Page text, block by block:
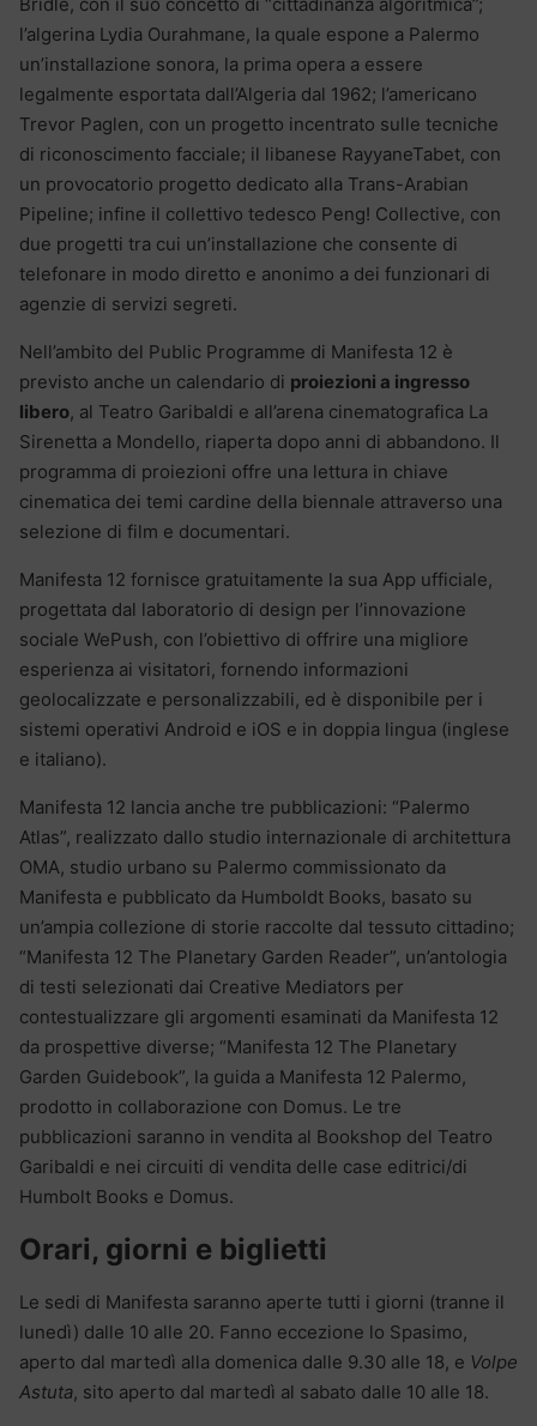
l’algerina Lydia Ourahmane, la quale espone a Palermo
un’installazione sonora, la prima opera a essere
legalmente esportata dall’Algeria dal 1962; l’americano
Trevor Paglen, con un progetto incentrato sulle tecniche
di riconoscimento facciale; il libanese RayyaneTabet, con
un provocatorio progetto dedicato alla Trans-Arabian
Pipeline; infine il collettivo tedesco Peng! Collective, con
due progetti tra cui un’installazione che consente di
telefonare in modo diretto e anonimo a dei funzionari di
agenzie di servizi segreti.
Nell’ambito del Public Programme di Manifesta 12 è
previsto anche un calendario di proiezioni a ingresso
libero, al Teatro Garibaldi e all’arena cinematografica La
Sirenetta a Mondello, riaperta dopo anni di abbandono. Il
programma di proiezioni offre una lettura in chiave
cinematica dei temi cardine della biennale attraverso una
selezione di film e documentari.
Manifesta 12 fornisce gratuitamente la sua App ufficiale,
progettata dal laboratorio di design per l’innovazione
sociale WePush, con l’obiettivo di offrire una migliore
esperienza ai visitatori, fornendo informazioni
geolocalizzate e personalizzabili, ed è disponibile per i
sistemi operativi Android e iOS e in doppia lingua (inglese
e italiano).
Manifesta 12 lancia anche tre pubblicazioni: “Palermo
Atlas”, realizzato dallo studio internazionale di architettura
OMA, studio urbano su Palermo commissionato da
Manifesta e pubblicato da Humboldt Books, basato su
un’ampia collezione di storie raccolte dal tessuto cittadino;
“Manifesta 12 The Planetary Garden Reader”, un’antologia
di testi selezionati dai Creative Mediators per
contestualizzare gli argomenti esaminati da Manifesta 12
da prospettive diverse; “Manifesta 12 The Planetary
Garden Guidebook”, la guida a Manifesta 12 Palermo,
prodotto in collaborazione con Domus. Le tre
pubblicazioni saranno in vendita al Bookshop del Teatro
Garibaldi e nei circuiti di vendita delle case editrici/di
Humbolt Books e Domus.
Orari, giorni e biglietti
Le sedi di Manifesta saranno aperte tutti i giorni (tranne il
lunedì) dalle 10 alle 20. Fanno eccezione lo Spasimo,
aperto dal martedì alla domenica dalle 9.30 alle 18, e Volpe
Astuta, sito aperto dal martedì al sabato dalle 10 alle 18.